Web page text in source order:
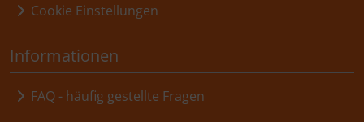
Cookie Einstellungen
Informationen
FAQ - häufig gestellte Fragen